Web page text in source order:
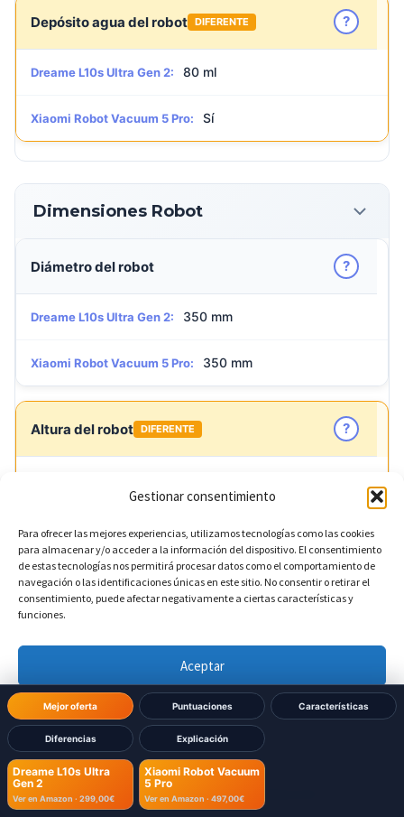
Gestionar consentimiento
Para ofrecer las mejores experiencias, utilizamos tecnologías como las cookies
para almacenar y/o acceder a la información del dispositivo. El consentimiento
de estas tecnologías nos permitirá procesar datos como el comportamiento de
navegación o las identificaciones únicas en este sitio. No consentir o retirar el
consentimiento, puede afectar negativamente a ciertas características y
funciones.
Aceptar
Denegar
Ver preferencias
Política de cookies Política de Privacidad
Mejor oferta Puntuaciones Características
Diferencias Explicación
Dreame L10s Ultra
Gen 2
Ver en Amazon · 299,00€
Xiaomi Robot Vacuum
5 Pro
Ver en Amazon · 497,00€
Depósito agua del robot DIFERENTE ?
Dreame L10s Ultra Gen 2: 80 ml
Xiaomi Robot Vacuum 5 Pro: Sí
Dimensiones Robot
Diámetro del robot ?
Dreame L10s Ultra Gen 2: 350 mm
Xiaomi Robot Vacuum 5 Pro: 350 mm
Altura del robot DIFERENTE ?
Dimensiones Base
DIFERENTE
Dreame L10s Ultra Gen 2: 340 mm
Xiaomi Robot Vacuum 5 Pro: 360 mm